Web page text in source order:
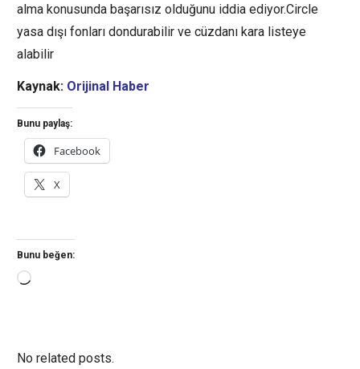
alma konusunda başarısız olduğunu iddia ediyor.Circle
yasa dışı fonları dondurabilir ve cüzdanı kara listeye
alabilir
Kaynak: Orijinal Haber
Bunu paylaş:
Facebook
X
Bunu beğen:
Yükleniyor...
No related posts.